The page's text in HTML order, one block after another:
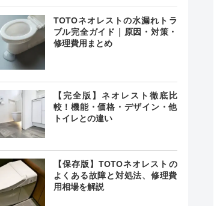
TOTOネオレストの水漏れトラ
ブル完全ガイド｜原因・対策・
修理費用まとめ
【完全版】ネオレスト徹底比
較！機能・価格・デザイン・他
トイレとの違い
【保存版】TOTOネオレストの
よくある故障と対処法、修理費
用相場を解説